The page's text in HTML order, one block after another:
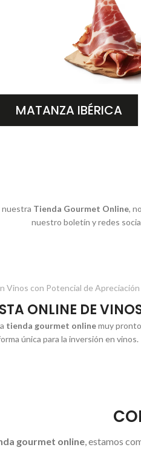
MATANZA IBÉRICA
nuestra Tienda Gourmet Online,
nuestro boletín y redes
Vinos con Potencial de Apreciación
ONLINE DE
tienda gourmet onlinemuy
única para la inversión en vinos.
gourmet online, estamos